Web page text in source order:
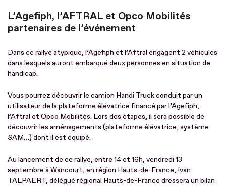
L’Agefiph, l’AFTRAL et Opco Mobilités
partenaires de l’événement
Dans ce rallye atypique, l’Agefiph et l’Aftral engagent 2 véhicules
dans lesquels auront embarqué deux personnes en situation de
handicap.
Vous pourrez découvrir le camion Handi Truck conduit par un
utilisateur de la plateforme élévatrice financé par l’Agefiph,
l’Aftral et Opco Mobilités. Lors des étapes, il sera possible de
découvrir les aménagements (plateforme élévatrice, système
SAM…) dont il est équipé.
Au lancement de ce rallye, entre 14 et 16h, vendredi 13
septembre à Wancourt, en région Hauts-de-France, Ivan
TALPAERT, délégué régional Hauts-de-France dressera un bilan